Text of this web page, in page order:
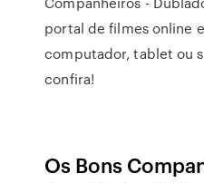
portal de filmes online
computador, tablet ou
confira!
Os Bons